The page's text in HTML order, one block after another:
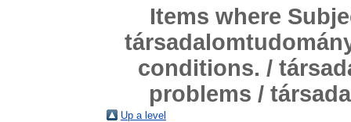
Items where
conditions. /
problems /
Up a level